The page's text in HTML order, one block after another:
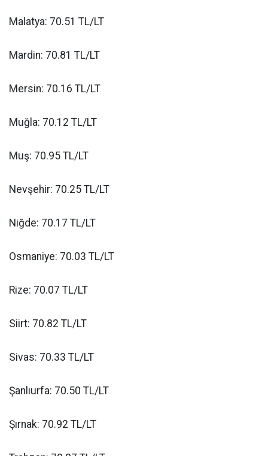
Malatya: 70.51 TL/LT
Mardin: 70.81 TL/LT
Mersin: 70.16 TL/LT
Muğla: 70.12 TL/LT
Muş: 70.95 TL/LT
Nevşehir: 70.25 TL/LT
Niğde: 70.17 TL/LT
Osmaniye: 70.03 TL/LT
Rize: 70.07 TL/LT
Siirt: 70.82 TL/LT
Sivas: 70.33 TL/LT
Şanlıurfa: 70.50 TL/LT
Şırnak: 70.92 TL/LT